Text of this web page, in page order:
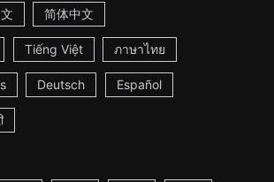
简体中文
Tiếng Việt ภาษาไทย
Deutsch Español